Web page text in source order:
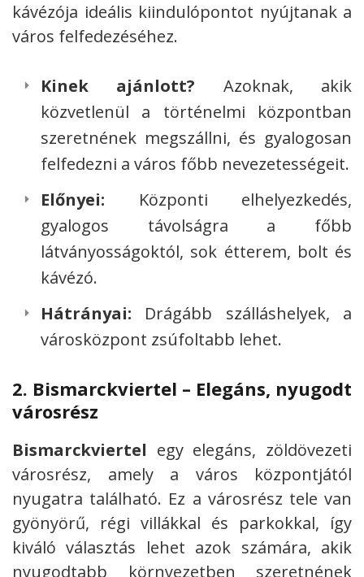
kávézója ideális kiindulópontot nyújtanak a
város felfedezéséhez.
Kinek ajánlott? Azoknak, akik
közvetlenül a történelmi központban
szeretnének megszállni, és gyalogosan
felfedezni a város főbb nevezetességeit.
Előnyei: Központi elhelyezkedés,
gyalogos távolságra a főbb
látványosságoktól, sok étterem, bolt és
kávézó.
Hátrányai: Drágább szálláshelyek, a
városközpont zsúfoltabb lehet.
2. Bismarckviertel – Elegáns, nyugodt
városrész
Bismarckviertel egy elegáns, zöldövezeti
városrész, amely a város központjától
nyugatra található. Ez a városrész tele van
gyönyörű, régi villákkal és parkokkal, így
kiváló választás lehet azok számára, akik
nyugodtabb környezetben szeretnének